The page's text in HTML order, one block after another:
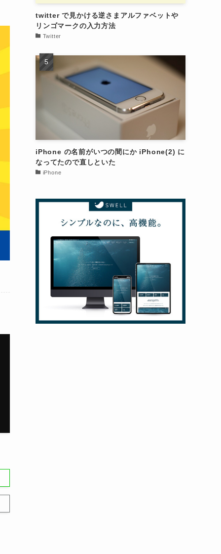
twitter で見かける逆さまアルファベットや
リンゴマークの入力方法
Twitter
iPhone の名前がいつの間にか iPhone(2) に
なってたので直しといた
iPhone